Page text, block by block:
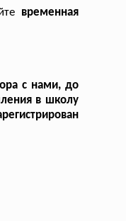
временная
с нами, до
в школу